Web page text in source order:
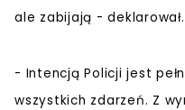
ale zabijają - deklarował.
- Intencją Policji jest
wszystkich zdarzeń. Z